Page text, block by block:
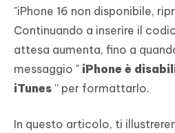
"iPhone 16 non disponibile,
Continuando a inserire il
attesa aumenta, fino a
messaggio " iPhone è
iTunes ” per formattarlo.
In questo articolo, ti